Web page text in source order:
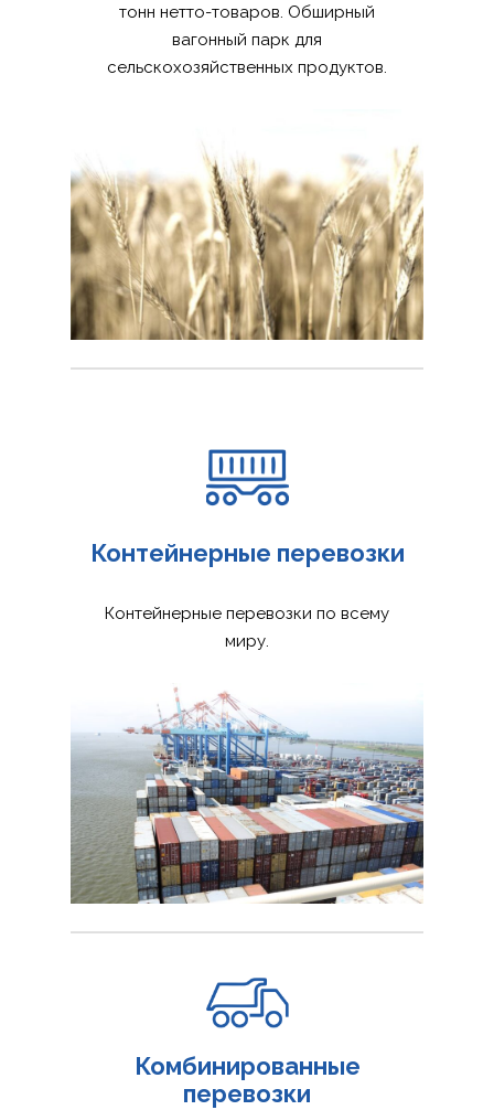
тонн нетто-товаров. Обширный
вагонный парк для
сельскохозяйственных продуктов.
Контейнерные перевозки
Контейнерные перевозки по всему
миру.
Комбинированные
перевозки